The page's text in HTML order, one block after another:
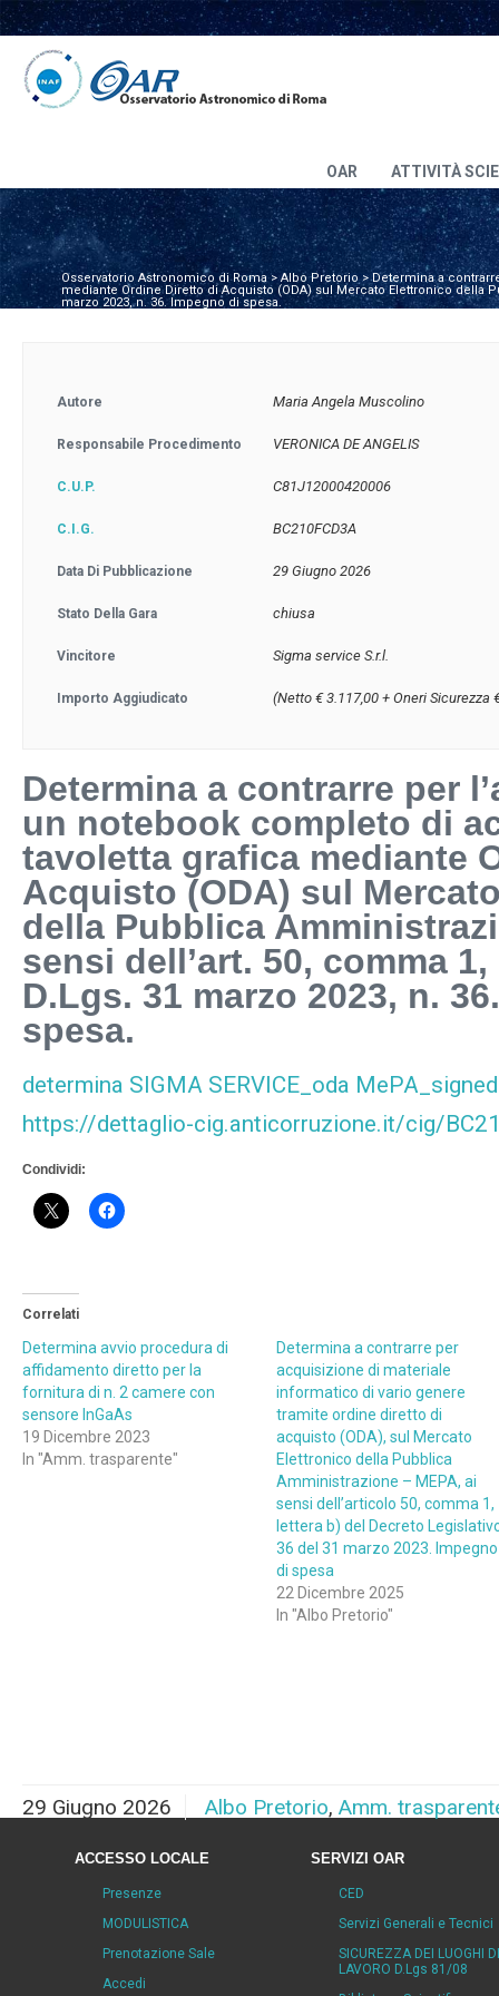
OAR ATTIVITÀ
Osservatorio Astronomico di Roma>Albo Pretorio >Determina a
mediante Ordine Diretto di Acquisto (ODA) sul Mercato Elettronico della
marzo 2023, n. 36. Impegno di spesa.
Autore Maria Angela Muscolino
Responsabile Procedimento VERONICA DE ANGELIS
C.U.P. C81J12000420006
C.I.G. BC210FCD3A
Data Di Pubblicazione 29 Giugno 2026
Stato Della Gara chiusa
Vincitore Sigma service S.r.l.
Importo Aggiudicato (Netto € 3.117,00 + Oneri Sicurezza
Determina a contrarre per
un notebook completo di
tavoletta grafica mediante
Acquisto (ODA) sul
della Pubblica
sensi dell’art. 50, comma
D.Lgs. 31 marzo 2023, n.
spesa.
determina SIGMA SERVICE_oda
https://dettaglio-cig.anticorruzione.it/cig/
Condividi:
Correlati
Determina avvio procedura di
affidamento diretto per la
fornitura di n. 2 camere con
sensore InGaAs
19 Dicembre 2023
In "Amm. trasparente"
Determina a contrarre per
acquisizione di materiale
informatico di vario genere
tramite ordine diretto di
acquisto (ODA), sul Mercato
Elettronico della Pubblica
Amministrazione – MEPA, ai
sensi dell’articolo 50, comma 1,
lettera b) del Decreto
36 del 31 marzo 2023. Impegno
di spesa
22 Dicembre 2025
In "Albo Pretorio"
29 Giugno 2026 Albo Pretorio, Amm.
ACCESSO LOCALE
Presenze
MODULISTICA
Prenotazione Sale
Accedi
SERVIZI OAR
CED
Servizi Generali e Tecnici
SICUREZZA DEI LUOGHI DI
LAVORO D.Lgs 81/08